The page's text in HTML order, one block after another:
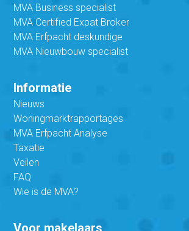
MVA Business specialist
MVA Certified Expat Broker
MVA Erfpacht deskundige
MVA Nieuwbouw specialist
Informatie
Nieuws
Woningmarktrapportages
MVA Erfpacht Analyse
Taxatie
Veilen
FAQ
Wie is de MVA?